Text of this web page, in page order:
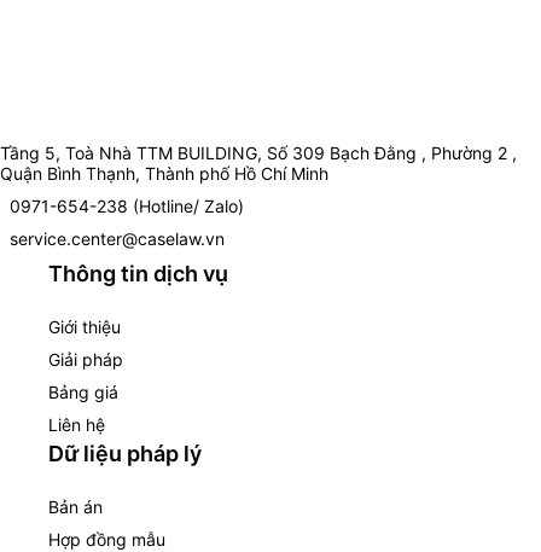
Tầng 5, Toà Nhà TTM BUILDING, Số 309 Bạch Đằng , Phường 2 ,
Quận Bình Thạnh, Thành phố Hồ Chí Minh
0971-654-238 (Hotline/ Zalo)
service.center@caselaw.vn
Thông tin dịch vụ
Giới thiệu
Giải pháp
Bảng giá
Liên hệ
Dữ liệu pháp lý
Bản án
Hợp đồng mẫu